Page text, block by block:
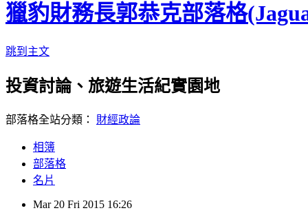
獵豹財務長郭恭克部落格
跳到主文
投資討論、旅遊生活紀實園地
部落格全站分類： 財經政論
相簿
部落格
名片
Mar 20 Fri 2015 16:26